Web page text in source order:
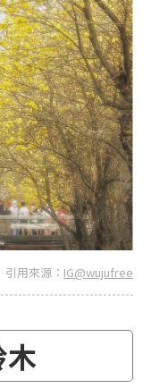
引用來源： IG@wujufree
木